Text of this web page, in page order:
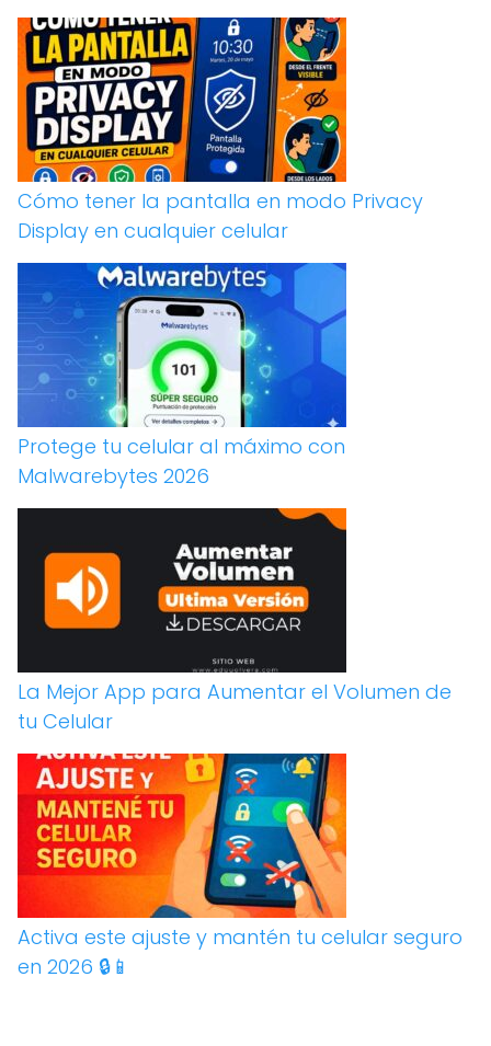
Cómo tener la pantalla en modo Privacy
Display en cualquier celular
Protege tu celular al máximo con
Malwarebytes 2026
La Mejor App para Aumentar el Volumen de
tu Celular
Activa este ajuste y mantén tu celular seguro
en 2026 🔒📱